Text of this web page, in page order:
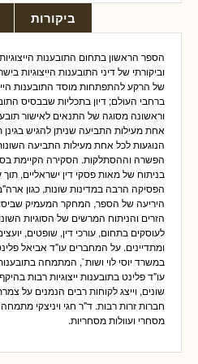
ביקורות
הספר הראשון בתחום התובענות
וביקורתי של דיני התובענות הייצוגיות
של הרקע להתפתחות מוסד התובענות
ברחבי העולם; דיון בתכליות שבבסיס
וראשונה מסוגה של התנאים לאישור
אחת מעילות התביעה שניתן להגיש בגינן
הנוגעות לכל אחת מעילות התביעה
הפשרה וההסתלקות. הסקירה הקיימת
בניתוח של מאות פסקי דין ישראליים,
הפסיקה הרבה במדינות שונות, כגון
היריעה של הספר, המחקר המעמיק
הזרים והניתוח המרשים של הסוגיות
לעוסקים בתחום, עורכי דין, שופטים,
ומתדיינים. על המחברים עו"ד אביאל
במשרד יוסי לוי ושות`, המתמחה
עו"ד פלינט בתובענות ייצוגיות רבות
שונים, וייצג לקוחות רבים הנמנים על
חברות זרות רבות. ד"ר חגי ויניצקי מתמחה
מסחרי ועוולות מסחריות.